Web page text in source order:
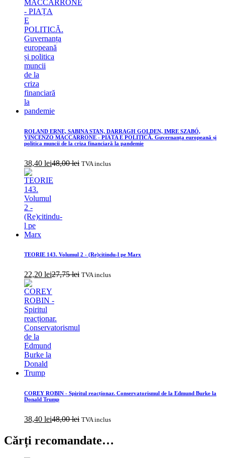
ROLAND ERNE, SABINA STAN, DARRAGH GOLDEN, IMRE SZABÓ,
VINCENZO MACCARRONE - PIAȚA E POLITICĂ. Guvernanța europeană și
politica muncii de la criza financiară la pandemie
38,40 lei48,00lei TVA inclus
TEORIE 143. Volumul 2 - (Re)citindu-l pe Marx
22,20 lei27,75lei TVA inclus
COREY ROBIN - Spiritul reacționar. Conservatorismul de la Edmund Burke la
Donald Trump
38,40 lei48,00lei TVA inclus
Cărți recomandate…